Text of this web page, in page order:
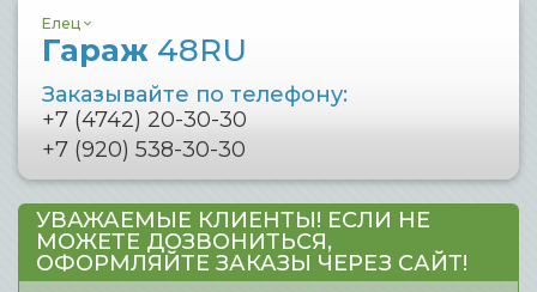
Елец
Гараж 48RU
Заказывайте по телефону:
+7 (4742) 20-30-30
+7 (920) 538-30-30
УВАЖАЕМЫЕ КЛИЕНТЫ! ЕСЛИ НЕ
МОЖЕТЕ ДОЗВОНИТЬСЯ,
ОФОРМЛЯЙТЕ ЗАКАЗЫ ЧЕРЕЗ САЙТ!